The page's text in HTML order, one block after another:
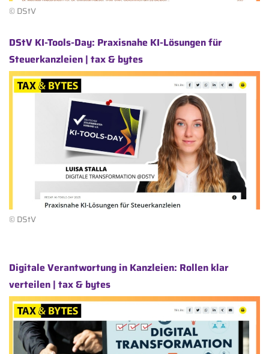
© DStV
DStV KI-Tools-Day: Praxisnahe KI-Lösungen für
Steuerkanzleien | tax & bytes
© DStV
Digitale Verantwortung in Kanzleien: Rollen klar
verteilen | tax & bytes